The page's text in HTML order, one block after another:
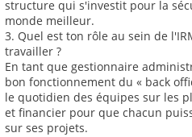
structure qui s'investit pour la
monde meilleur.
3. Quel est ton rôle au sein de
travailler ?
En tant que gestionnaire
bon fonctionnement du « back
le quotidien des équipes sur les
et financier pour que chacun
sur ses projets.